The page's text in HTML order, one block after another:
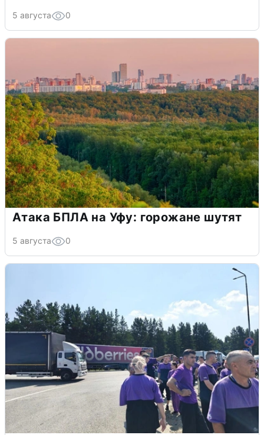
5 августа 0
Атака БПЛА на Уфу: горожане шутят
5 августа 0